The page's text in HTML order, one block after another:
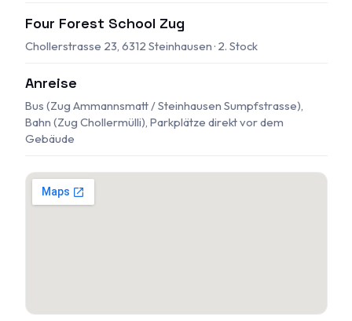
Four Forest School Zug
Chollerstrasse 23, 6312 Steinhausen · 2. Stock
Anreise
Bus (Zug Ammannsmatt / Steinhausen Sumpfstrasse),
Bahn (Zug Chollermülli), Parkplätze direkt vor dem
Gebäude